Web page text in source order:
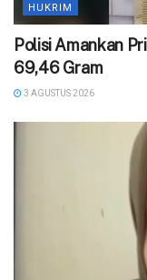
HUKRIM
Polisi Amankan
69,46 Gram
3 AGUSTUS 2026